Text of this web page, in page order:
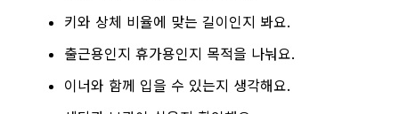
키와 상체 비율에 맞는 길이인지 봐요.
출근용인지 휴가용인지 목적을 나눠요.
이너와 함께 입을 수 있는지 생각해요.